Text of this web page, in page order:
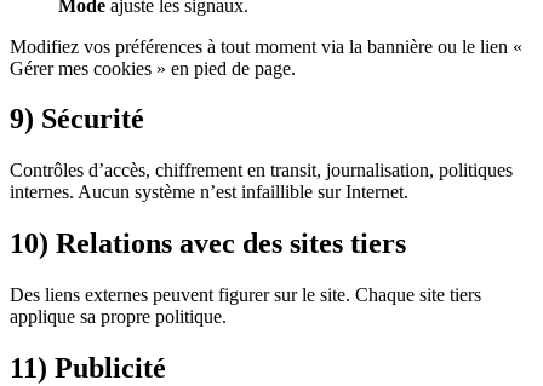
Mode ajuste les signaux.
Modifiez vos préférences à tout moment via la bannière ou le lien «
Gérer mes cookies » en pied de page.
9) Sécurité
Contrôles d’accès, chiffrement en transit, journalisation, politiques
internes. Aucun système n’est infaillible sur Internet.
10) Relations avec des sites tiers
Des liens externes peuvent figurer sur le site. Chaque site tiers
applique sa propre politique.
11) Publicité